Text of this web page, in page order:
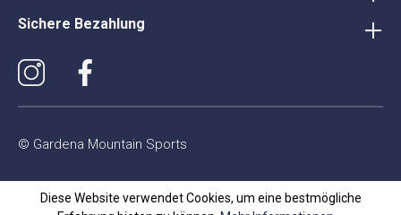
Sichere Bezahlung
© Gardena Mountain Sports
Diese Website verwendet Cookies, um eine bestmögliche